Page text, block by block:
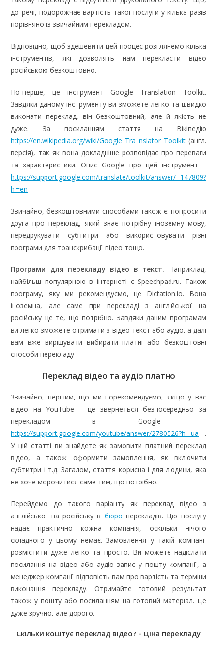
до речі, подорожчає вартість такої послуги у кілька разів
порівняно із звичайним перекладом.
Відповідно, щоб здешевити цей процес розглянемо кілька
інструментів, які дозволять нам перекласти відео
російською безкоштовно.
По-перше, це інструмент Google Translation Toolkit.
Завдяки даному інструменту ви зможете легко та швидко
виконати переклад, він безкоштовний, але й якість не
дуже. За посиланням стаття на Вікіпедію
https://en.wikipedia.org/wiki/Google_Tra nslator_Toolkit(англ.
версія), так як вона докладніше розповідає про переваги
та характеристики. Опис Google про цей інструмент –
https://support.google.com/translate/toolkit/answer/ 147809?
hl=en
Звичайно, безкоштовними способами також є: попросити
друга про переклад, який знає потрібну іноземну мову,
передрукувати субтитри або використовувати різні
програми для транскрибації відео тощо.
Програми для перекладу відео в текст. Наприклад,
найбільш популярною в інтернеті є Speechpad.ru. Також
програму, яку ми рекомендуємо, це Dictation.io. Вона
іноземна, але саме при перекладі з англійської на
російську це те, що потрібно. Завдяки даним програмам
ви легко зможете отримати з відео текст або аудіо, а далі
вам вже вирішувати вибирати платні або безкоштовні
способи перекладу
Переклад відео та аудіо платно
Звичайно, першим, що ми порекомендуємо, якщо у вас
відео на YouTube – це звернеться безпосередньо за
перекладом в Google –
https://support.google.com/youtube/answer/2780526?hl=ua .
У цій статті ви знайдете як замовити платний переклад
відео, а також оформити замовлення, як включити
субтитри і т.д. Загалом, стаття корисна і для людини, яка
не хоче морочитися саме тим, що потрібно.
Перейдемо до такого варіанту як переклад відео з
англійської на російську в бюро перекладів. Цю послугу
надає практично кожна компанія, оскільки нічого
складного у цьому немає. Замовлення у такій компанії
розмістити дуже легко та просто. Ви можете надіслати
посилання на відео або аудіо запис у пошту компанії, а
менеджер компанії відповість вам про вартість та терміни
виконання перекладу. Отримайте готовий результат
також у пошту або посиланням на готовий матеріал. Це
дуже зручно, але дорого.
Скільки коштує переклад відео? – Ціна перекладу